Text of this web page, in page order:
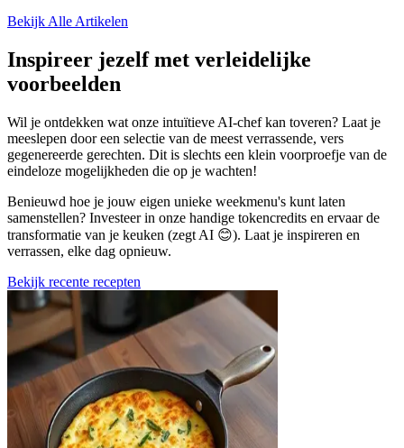
Bekijk Alle Artikelen
Inspireer jezelf met verleidelijke
voorbeelden
Wil je ontdekken wat onze intuïtieve AI-chef kan toveren? Laat je
meeslepen door een selectie van de meest verrassende, vers
gegenereerde gerechten. Dit is slechts een klein voorproefje van de
eindeloze mogelijkheden die op je wachten!
Benieuwd hoe je jouw eigen unieke weekmenu's kunt laten
samenstellen? Investeer in onze handige tokencredits en ervaar de
transformatie van je keuken (zegt AI 😊). Laat je inspireren en
verrassen, elke dag opnieuw.
Bekijk recente recepten